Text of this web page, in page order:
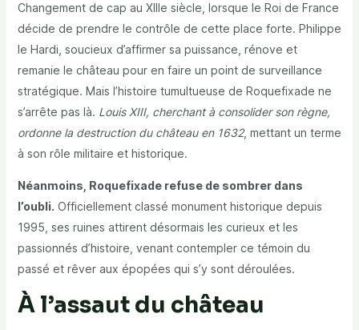
Changement de cap au XIIIe siècle, lorsque le Roi de France
décide de prendre le contrôle de cette place forte. Philippe
le Hardi, soucieux d’affirmer sa puissance, rénove et
remanie le château pour en faire un point de surveillance
stratégique. Mais l’histoire tumultueuse de Roquefixade ne
s’arrête pas là. Louis XIII, cherchant à consolider son règne,
ordonne la destruction du château en 1632, mettant un terme
à son rôle militaire et historique.
Néanmoins, Roquefixade refuse de sombrer dans
l’oubli. Officiellement classé monument historique depuis
1995, ses ruines attirent désormais les curieux et les
passionnés d’histoire, venant contempler ce témoin du
passé et rêver aux épopées qui s’y sont déroulées.
À l’assaut du château